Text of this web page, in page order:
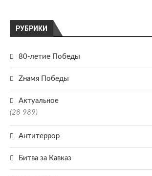
РУБРИКИ
80-летие Победы
Zнамя Победы
Актуальное
(28 989)
Антитеррор
Битва за Кавказ